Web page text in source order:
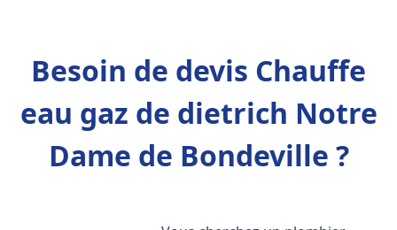
Besoin de devis Chauffe
eau gaz de dietrich Notre
Dame de Bondeville ?